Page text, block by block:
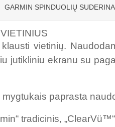
GARMIN SPINDUOLIŲ
vietinių.
jutikliniu ekranu su
paprasta
tradicinis,